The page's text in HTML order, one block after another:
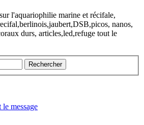
l'aquariophilie marine et récifale,
nanos,
durs, articles,led,refuge tout le
message